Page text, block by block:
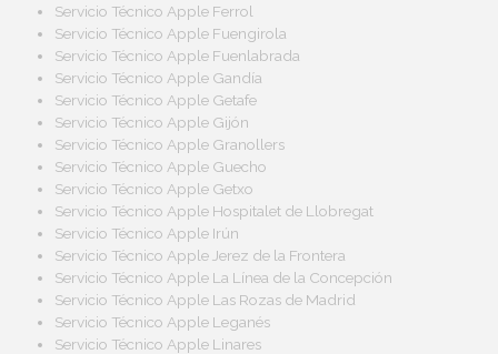
Servicio Técnico Apple Ferrol
Servicio Técnico Apple Fuengirola
Servicio Técnico Apple Fuenlabrada
Servicio Técnico Apple Gandía
Servicio Técnico Apple Getafe
Servicio Técnico Apple Gijón
Servicio Técnico Apple Granollers
Servicio Técnico Apple Guecho
Servicio Técnico Apple Getxo
Servicio Técnico Apple Hospitalet de Llobregat
Servicio Técnico Apple Irún
Servicio Técnico Apple Jerez de la Frontera
Servicio Técnico Apple La Línea de la Concepción
Servicio Técnico Apple Las Rozas de Madrid
Servicio Técnico Apple Leganés
Servicio Técnico Apple Linares